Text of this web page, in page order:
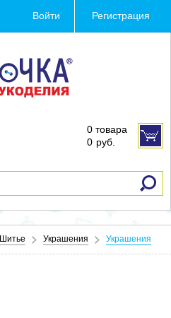
Войти Регистрация
0 товара
0 руб.
Шитье Украшения Украшения